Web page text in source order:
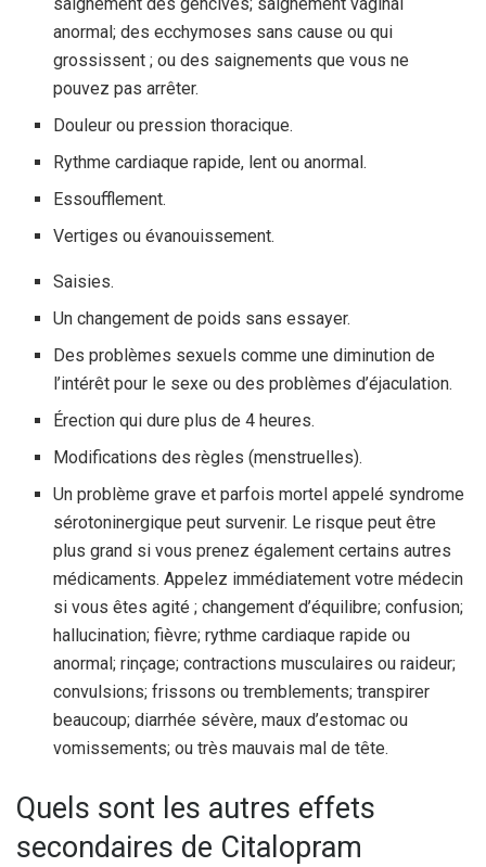
anormal; des ecchymoses sans cause ou qui
grossissent ; ou des saignements que vous ne
pouvez pas arrêter.
Douleur ou pression thoracique.
Rythme cardiaque rapide, lent ou anormal.
Essoufflement.
Vertiges ou évanouissement.
Saisies.
Un changement de poids sans essayer.
Des problèmes sexuels comme une diminution de
l’intérêt pour le sexe ou des problèmes d’éjaculation.
Érection qui dure plus de 4 heures.
Modifications des règles (menstruelles).
Un problème grave et parfois mortel appelé syndrome
sérotoninergique peut survenir. Le risque peut être
plus grand si vous prenez également certains autres
médicaments. Appelez immédiatement votre médecin
si vous êtes agité ; changement d’équilibre; confusion;
hallucination; fièvre; rythme cardiaque rapide ou
anormal; rinçage; contractions musculaires ou raideur;
convulsions; frissons ou tremblements; transpirer
beaucoup; diarrhée sévère, maux d’estomac ou
vomissements; ou très mauvais mal de tête.
Quels sont les autres effets
secondaires de Citalopram